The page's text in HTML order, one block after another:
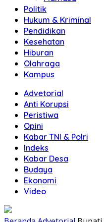
Politik
Hukum & Kriminal
Pendidikan
Kesehatan
Hiburan
Olahraga
Kampus
Advetorial
Anti Korupsi
Peristiwa
Opini
Kabar TNI & Polri
Indeks
Kabar Desa
Budaya
Ekonomi
Video